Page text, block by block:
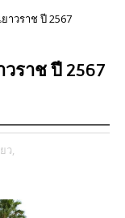
าวราช ปี 2567
ราช ปี 2567
ว,